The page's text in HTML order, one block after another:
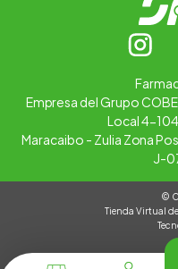
Empresa del Grupo
Local 4-
Maracaibo - Zulia Zona
J-
©
Tienda Virtual